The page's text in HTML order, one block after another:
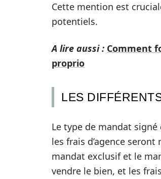
Cette mention est
potentiels.
A lire aussi : Comment
proprio
LES
Le type de mandat
les frais d’agence
mandat exclusif et le
vendre le bien, et les